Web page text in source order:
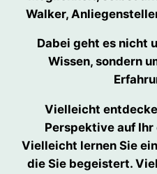
Walker,
Dabei geht es nicht
Wissen, sondern
Vielleicht
Perspektive auf Ihr
Vielleicht lernen Sie
die Sie begeistert.